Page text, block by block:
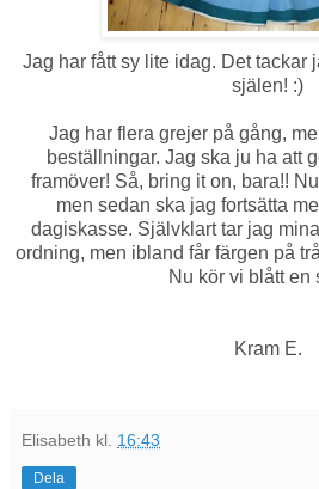
Jag har fått sy lite idag. Det tackar
själen! :)
Jag har flera grejer på gång,
beställningar. Jag ska ju ha att
framöver! Så, bring it on, bara!!
men sedan ska jag fortsätta
dagiskasse. Självklart tar jag
ordning, men ibland får färgen på
Nu kör vi blått en
Kram E.
Elisabeth kl. 16:43
Dela